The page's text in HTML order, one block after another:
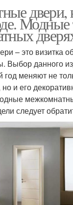
двери,
– это визитка
Выбор данного
меняют не
и его
следует